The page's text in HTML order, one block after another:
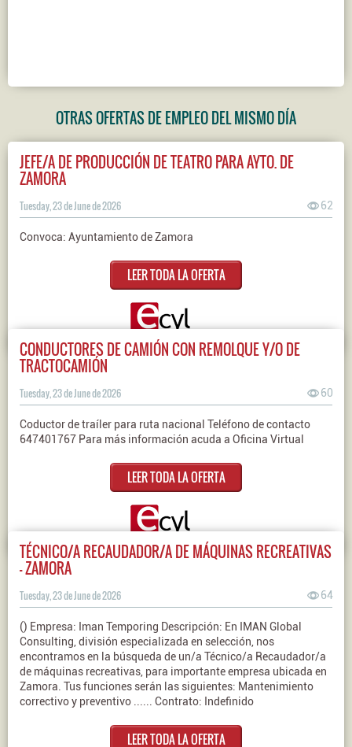
OTRAS OFERTAS DE EMPLEO DEL MISMO DÍA
JEFE/A DE PRODUCCIÓN DE TEATRO PARA AYTO. DE
ZAMORA
Tuesday, 23 de June de 2026 62
Convoca: Ayuntamiento de Zamora
LEER TODA LA OFERTA
CONDUCTORES DE CAMIÓN CON REMOLQUE Y/O DE
TRACTOCAMIÓN
Tuesday, 23 de June de 2026 60
Coductor de traíler para ruta nacional Teléfono de contacto
647401767 Para más información acuda a Oficina Virtual
LEER TODA LA OFERTA
TÉCNICO/A RECAUDADOR/A DE MÁQUINAS RECREATIVAS
- ZAMORA
Tuesday, 23 de June de 2026 64
() Empresa: Iman Temporing Descripción: En IMAN Global
Consulting, división especializada en selección, nos
encontramos en la búsqueda de un/a Técnico/a Recaudador/a
de máquinas recreativas, para importante empresa ubicada en
Zamora. Tus funciones serán las siguientes: Mantenimiento
correctivo y preventivo ...... Contrato: Indefinido
LEER TODA LA OFERTA